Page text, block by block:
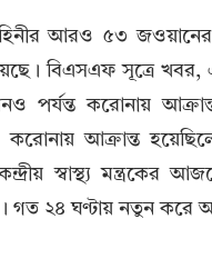
আরও ৫৩
বিএসএফ সূত্রে
পর্যন্ত করোনায়
আক্রান্ত
স্বাস্থ্য মন্ত্রকের
গত ২৪ ঘণ্টায় নতুন করে